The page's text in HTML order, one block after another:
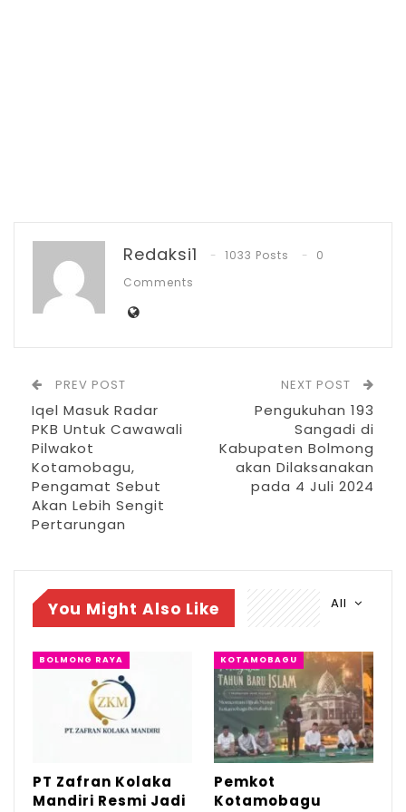
RELATED POSTS
PT Zafran Kolaka Mandiri Resmi Jadi Mitra
Pemkot Kotamobagu Sambut 1 Muharram
dengan Zikir…
IGA 2026, Sekda Kotamobagu Ajak OPD
Lahirkan…
Jun 30, 2026
“Coba bayangkan ketika mereka
(mahasiswa) telah menyelesaikan
namun sayangnya ijazah dinyatakan secara
hukum tidak sah karena melanggar aturan,”
jelasnya.
Akan hal ini ia menyarankan, agar para
mahasiwa membawa masalah ini langsung
Redaksi1 1033 Posts
0
Comments
PREV POST
Iqel Masuk Radar
PKB Untuk Cawawali
Pilwakot
Kotamobagu,
Pengamat Sebut
Akan Lebih Sengit
Pertarungan
NEXT POST
Pengukuhan 193
Sangadi di
Kabupaten Bolmong
akan Dilaksanakan
pada 4 Juli 2024
All
You Might Also Like
BOLMONG RAYA
PT Zafran Kolaka
Mandiri Resmi Jadi
KOTAMOBAGU
Pemkot
Kotamobagu